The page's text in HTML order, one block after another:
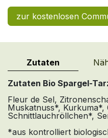
zur kostenlosen
Zutaten
Zutaten Bio Spargel-
Fleur de Sel,
Muskatnuss*, Kurkuma*,
Schnittlauchröllchen*,
*aus kontrolliert